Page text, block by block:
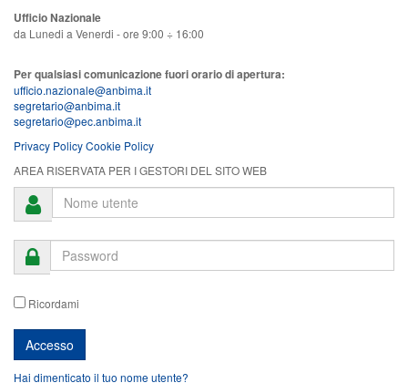
Ufficio Nazionale
da Lunedi a Venerdi - ore 9:00 ÷ 16:00
Per qualsiasi comunicazione fuori orario di apertura:
ufficio.nazionale@anbima.it
segretario@anbima.it
segretario@pec.anbima.it
Privacy PolicyCookie Policy
AREA RISERVATA PER I GESTORI DEL SITO WEB
Ricordami
Hai dimenticato il tuo nome utente?